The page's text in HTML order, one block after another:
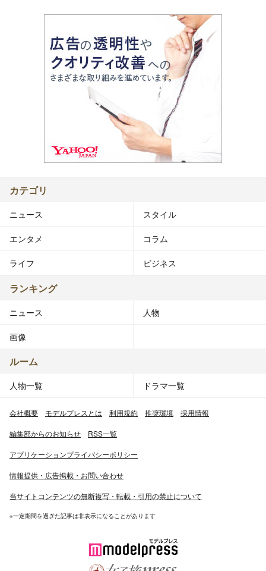
カテゴリ
ニュース スタイル
エンタメ コラム
ライフ ビジネス
ランキング
ニュース 人物
画像
ルーム
人物一覧 ドラマ一覧
会社概要 モデルプレスとは 利用規約 推奨環境 採用情報
編集部からのお知らせ RSS一覧
アプリケーションプライバシーポリシー
情報提供・広告掲載・お問い合わせ
当サイトコンテンツの無断複写・転載・引用の禁止について
※一定期間を過ぎた記事は非表示になることがあります